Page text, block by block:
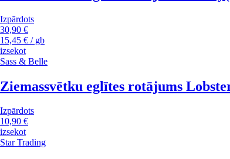
Izpārdots
30,90 €
15,45 € / gb
izsekot
Sass & Belle
Ziemassvētku eglītes rotājums
Izpārdots
10,90 €
izsekot
Star Trading